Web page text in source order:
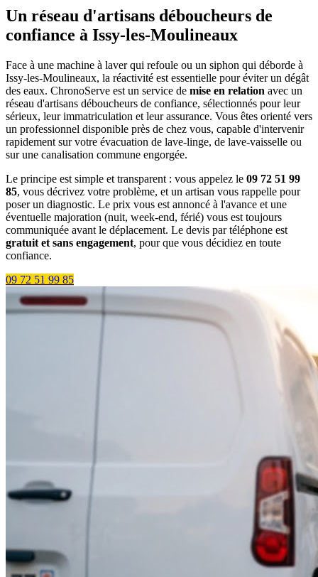
Un réseau d'artisans déboucheurs de
confiance à Issy-les-Moulineaux
Face à une machine à laver qui refoule ou un siphon qui déborde à
Issy-les-Moulineaux, la réactivité est essentielle pour éviter un dégât
des eaux. ChronoServe est un service de mise en relation avec un
réseau d'artisans déboucheurs de confiance, sélectionnés pour leur
sérieux, leur immatriculation et leur assurance. Vous êtes orienté vers
un professionnel disponible près de chez vous, capable d'intervenir
rapidement sur votre évacuation de lave-linge, de lave-vaisselle ou
sur une canalisation commune engorgée.
Le principe est simple et transparent : vous appelez le 09 72 51 99
85, vous décrivez votre problème, et un artisan vous rappelle pour
poser un diagnostic. Le prix vous est annoncé à l'avance et une
éventuelle majoration (nuit, week-end, férié) vous est toujours
communiquée avant le déplacement. Le devis par téléphone est
gratuit et sans engagement, pour que vous décidiez en toute
confiance.
09 72 51 99 85